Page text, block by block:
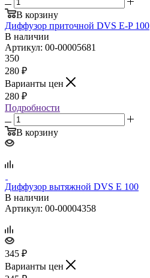
В корзину
Диффузор приточной DVS E‑P 100
В наличии
Артикул: 00-00005681
350
280 ₽
Варианты цен
280 ₽
Подробности
В корзину
Диффузор вытяжной DVS E 100
В наличии
Артикул: 00-00004358
345 ₽
Варианты цен